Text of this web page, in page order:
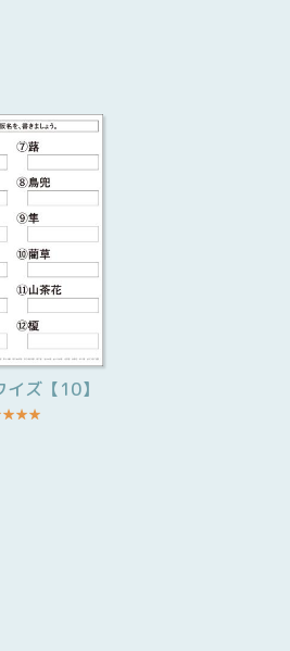
ズ【10】
★★★